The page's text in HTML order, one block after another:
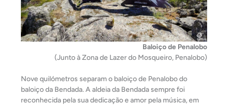
Baloiço de Penalobo
(Junto à Zona de Lazer do Mosqueiro, Penalobo)
Nove quilómetros separam o baloiço de Penalobo do
baloiço da Bendada. A aldeia da Bendada sempre foi
reconhecida pela sua dedicação e amor pela música, em